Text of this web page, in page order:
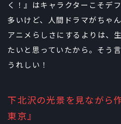
く！』はキャラクターこそデ
多いけど、人間ドラマがちゃ
アニメらしさにするよりは、
たいと思っていたから。そう
うれしい！
下北沢の光景を見ながら
東京』